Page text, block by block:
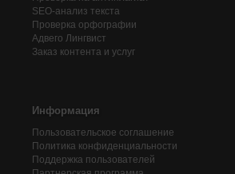
SEO-анализ текста
Проверка орфографии
Адвего Лингвист
Заказ контента и услуг
Информация
Пользовательское соглашение
Политика конфиденциальности
Поддержка пользователей